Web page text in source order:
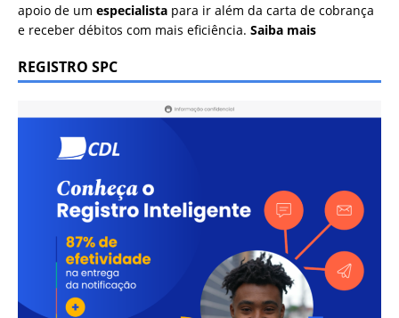
apoio de um especialista para ir além da carta de cobrança
e receber débitos com mais eficiência. Saiba mais
REGISTRO SPC